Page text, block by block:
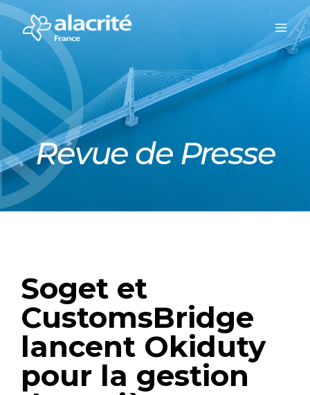
Revue de Presse
Soget et
CustomsBridge
lancent Okiduty
pour la gestion